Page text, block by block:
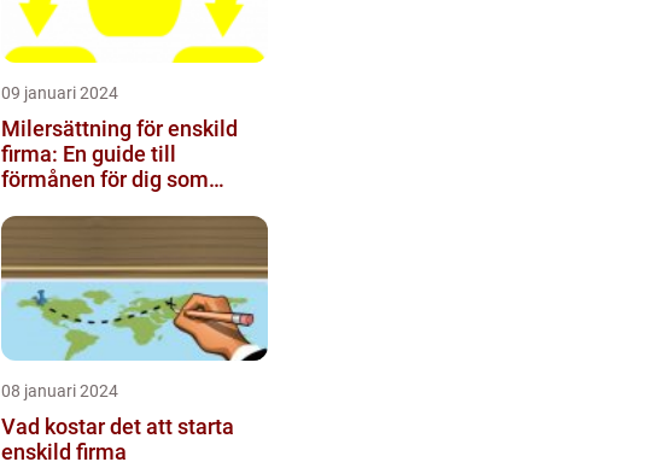
09 januari 2024
Milersättning för enskild
firma: En guide till
förmånen för dig som
08 januari 2024
Vad kostar det att starta
enskild firma